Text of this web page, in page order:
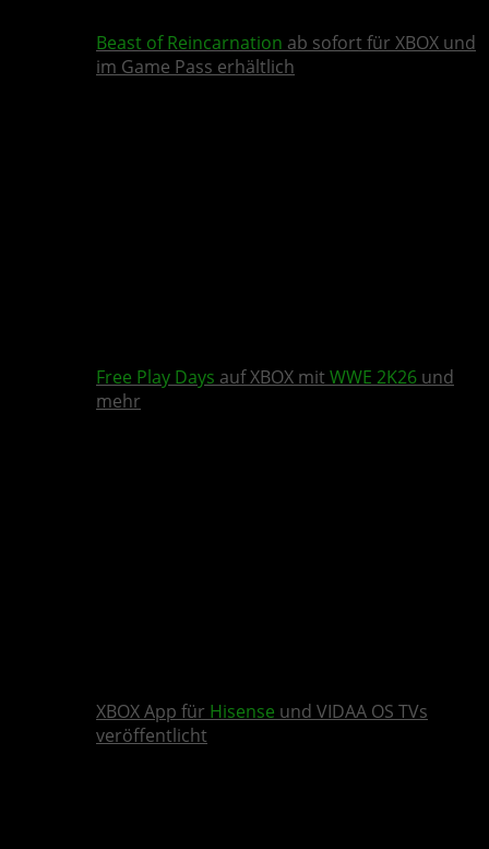
Beast of Reincarnation ab sofort für XBOX und
im Game Pass erhältlich
Free Play Days auf XBOX mit WWE 2K26 und
mehr
XBOX App für Hisense und VIDAA OS TVs
veröffentlicht